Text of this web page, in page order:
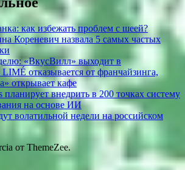
как избежать проблем с шеей?
Кореневич назвала 5 самых частых
«ВкусВилл» выходит в
отказывается от франчайзинга,
открывает кафе
планирует внедрить в 200 точках систему
на основе ИИ
волатильной недели на российском
от ThemeZee.